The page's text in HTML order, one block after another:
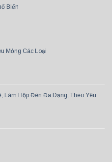
Biến
Mỏng Các Loại
Làm Hộp Đèn Đa Dạng, Theo Yêu